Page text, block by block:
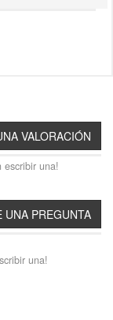
escribir una!
una!